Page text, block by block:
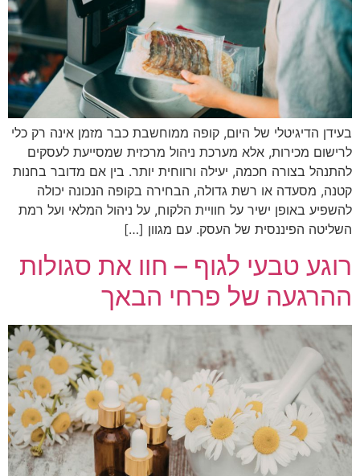
בעידן הדיגיטלי של היום, קופה ממוחשבת כבר מזמן אינה רק כלי
לרישום מכירות, אלא מערכת ניהול מרכזית שמסייעת לעסקים
להתנהל בצורה חכמה, יעילה ורווחית יותר. בין אם מדובר בחנות
קטנה, מסעדה או רשת גדולה, הבחירה בקופה הנכונה יכולה
להשפיע באופן ישיר על חוויית הלקוח, על ניהול המלאי ועל רמת
השליטה הפיננסית של העסק. עם מגוון […]
רוגע טבעי לגוף – חוו את סגולות
ההרגעה של פרחי הבאך